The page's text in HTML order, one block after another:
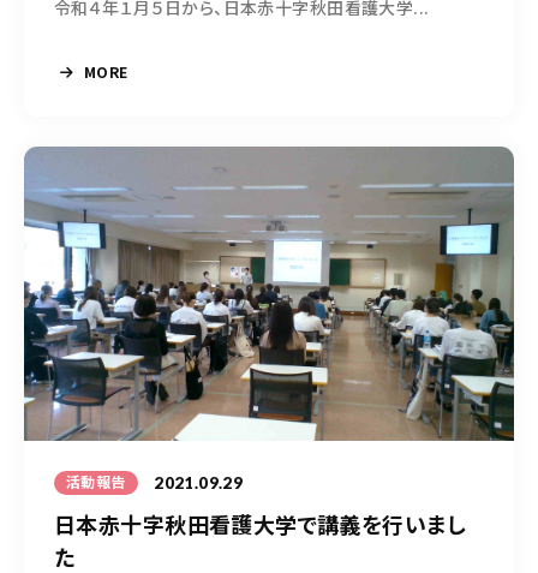
令和４年１月５日から、日本赤十字秋田看護大学...
MORE
活動報告 2021.09.29
日本赤十字秋田看護大学で講義を行いまし
た